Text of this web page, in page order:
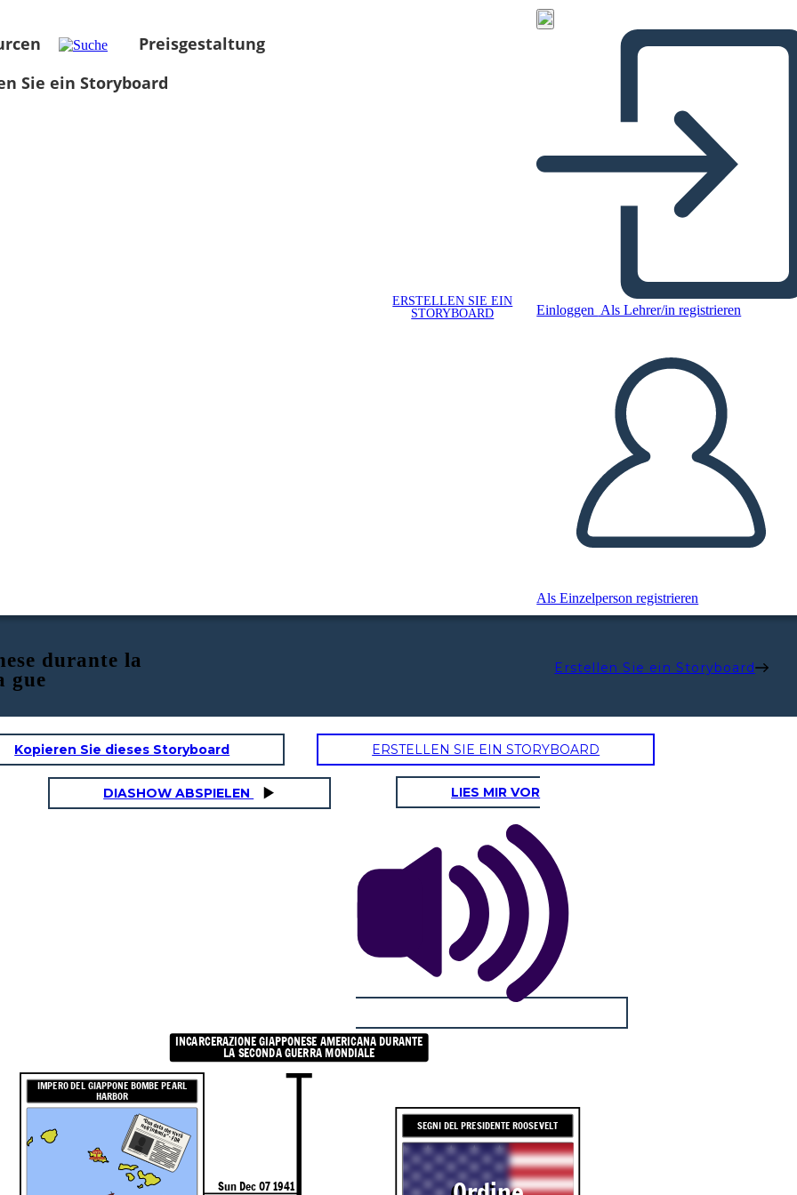
Preisgestaltung
Sie ein Storyboard
ERSTELLEN SIE EIN
STORYBOARD
Einloggen Als Lehrer/in registrieren
Als Einzelperson registrieren
durante la
gue
Erstellen Sie ein Storyboard
Kopieren Sie dieses Storyboard ERSTELLEN SIE EIN STORYBOARD
DIASHOW ABSPIELEN LIES MIR VOR
IMPERO DEL GIAPPONE BOMBE PEARL
HARBOR
SEGNI DEL PRESIDENTE ROOSEVELT
INCARCERAZIONE GIAPPONESE AMERICANA DURANTE
LA SECONDA GUERRA MONDIALE
Sun Dec 07 1941
"Una data che vivrà
nell'infamia" - FDR